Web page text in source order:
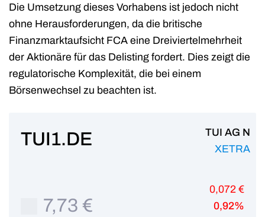
Die Umsetzung dieses Vorhabens ist jedoch nicht
ohne Herausforderungen, da die britische
Finanzmarktaufsicht FCA eine Dreiviertelmehrheit
der Aktionäre für das Delisting fordert. Dies zeigt die
regulatorische Komplexität, die bei einem
Börsenwechsel zu beachten ist.
TUI1.DE
TUI AG N
XETRA
7,73 €
0,072 €
0,92%